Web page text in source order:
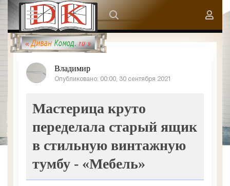
Владимир
Опубликовано: 00:00, 30 сентября 2021
Мастерица круто
переделала старый ящик
в стильную винтажную
тумбу - «Мебель»